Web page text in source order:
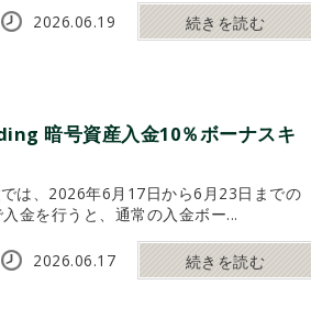
2026.06.19 続きを読む
暗号資産入金10％ボーナスキ
は、2026年6月17日から6月23日までの
金を行うと、通常の入金ボー...
2026.06.17 続きを読む